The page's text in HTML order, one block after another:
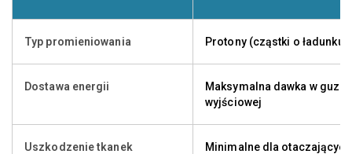
Typ promieniowania Protony (cząstki o ładunku
Dostawa energii
Maksymalna dawka w
wyjściowej
Uszkodzenie tkanek Minimalne dla